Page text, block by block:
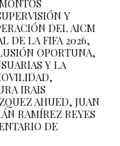
Y
DEL AICM
DE LA FIFA 2026,
OPORTUNA,
Y LA
IRAIS
AHUED, JUAN
RAMÍREZ REYES
DE